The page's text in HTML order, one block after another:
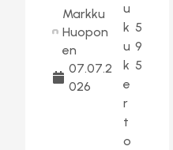
Markku
Huopon
en
07.07.2
026
u
k
u
k
e
r
t
o
5
9
5